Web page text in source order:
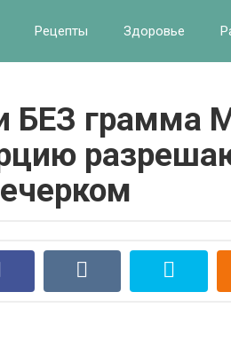
Рецепты Здоровье
БЕЗ грамма